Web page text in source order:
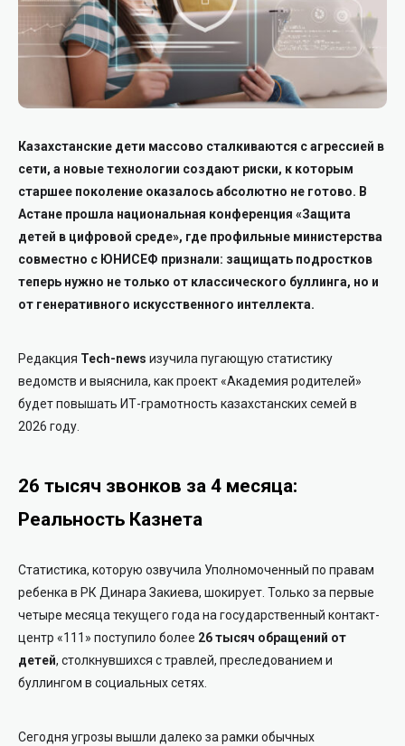
Казахстанские дети массово сталкиваются с агрессией в
сети, а новые технологии создают риски, к которым
старшее поколение оказалось абсолютно не готово. В
Астане прошла национальная конференция «Защита
детей в цифровой среде», где профильные министерства
совместно с ЮНИСЕФ признали: защищать подростков
теперь нужно не только от классического буллинга, но и
от генеративного искусственного интеллекта.
Редакция Tech-news изучила пугающую статистику
ведомств и выяснила, как проект «Академия родителей»
будет повышать ИТ-грамотность казахстанских семей в
2026 году.
26 тысяч звонков за 4 месяца:
Реальность Казнета
Статистика, которую озвучила Уполномоченный по правам
ребенка в РК Динара Закиева, шокирует. Только за первые
четыре месяца текущего года на государственный контакт-
центр «111» поступило более 26 тысяч обращений от
детей, столкнувшихся с травлей, преследованием и
буллингом в социальных сетях.
Сегодня угрозы вышли далеко за рамки обычных